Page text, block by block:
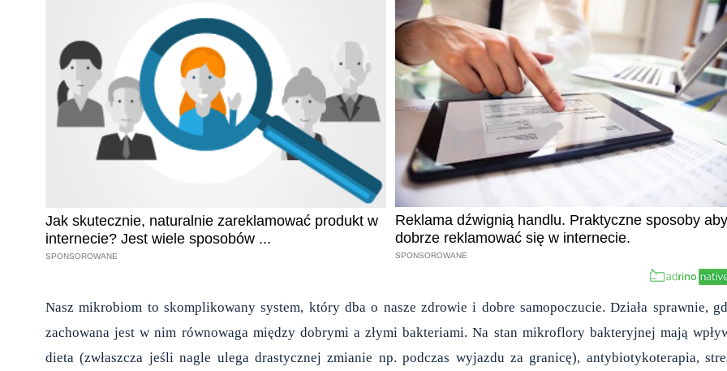
Naszmikrobiom to skomplikowany system, który dba o nasze zdrowie i dobre samopoczucie. Działa sprawnie,
zachowana jest w nim równowaga między dobrymi a złymi bakteriami. Na stan mikroflory bakteryjnej mają
dieta (zwłaszcza jeśli nagle ulega drastycznej zmianie np. podczas wyjazdu za granicę), antybiotykoterapia,